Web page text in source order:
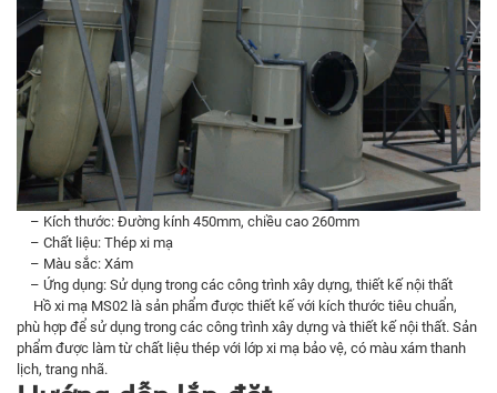
– Kích thước: Đường kính 450mm, chiều cao 260mm
– Chất liệu: Thép xi mạ
– Màu sắc: Xám
– Ứng dụng: Sử dụng trong các công trình xây dựng, thiết kế nội thất
Hồ xi mạ MS02 là sản phẩm được thiết kế với kích thước tiêu chuẩn,
phù hợp để sử dụng trong các công trình xây dựng và thiết kế nội thất. Sản
phẩm được làm từ chất liệu thép với lớp xi mạ bảo vệ, có màu xám thanh
lịch, trang nhã.